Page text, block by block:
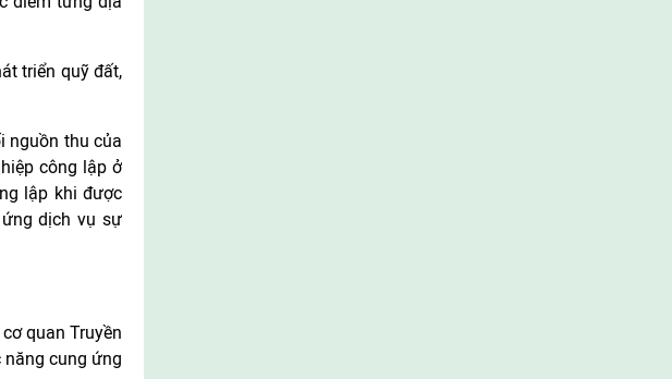
triển quỹ đất,
nguồn thu của
công lập ở
lập khi được
dịch vụ sự
quan Truyền
cung ứng